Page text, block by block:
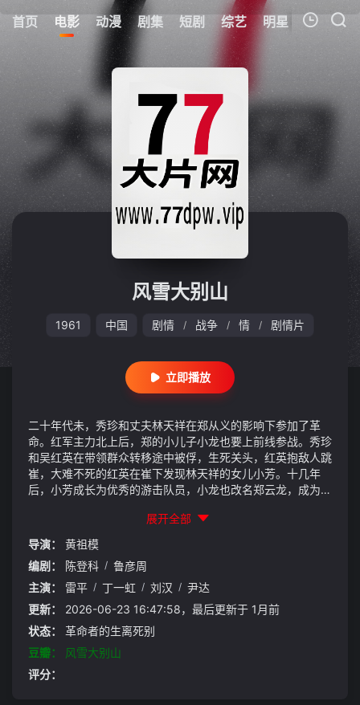
首页 电影 动漫 剧集 短剧 综艺 明星 周表
我的观影记录
暂无观看影片的记录
风雪大别山
1961 中国 剧情 / 战争 / 情 / 剧情片
立即播放
二十年代未，秀珍和丈夫林天祥在郑从义的影响下参加了革
命。红军主力北上后，郑的小儿子小龙也要上前线参战。秀珍
和吴红英在带领群众转移途中被俘，生死关头，红英抱敌人跳
崔，大难不死的红英在崔下发现林天祥的女儿小芳。十几年
后，小芳成长为优秀的游击队员，小龙也改名郑云龙，成为部
已经是师长的林天祥回到魂牵梦绕的故乡，百感交集。当地游
击队负责人就是当年的吴红英，见到部队重新打回来，她和小
芳非常高兴。此时林天祥并不知道小芳是自己失散多年的女
儿，重逢的日子还远吗……
展开全部
导演：
黄祖模
编剧：
陈登科 / 鲁彦周
主演：
雷平 / 丁一虹 / 刘汉 / 尹达
更新：
2026-06-23 16:47:58，最后更新于 1月前
状态：
革命者的生离死别
豆瓣：
风雪大别山
评分：